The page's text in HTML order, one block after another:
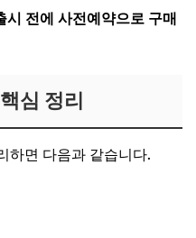
시 전에 사전예약으로 구매
심 정리
하면 다음과 같습니다.